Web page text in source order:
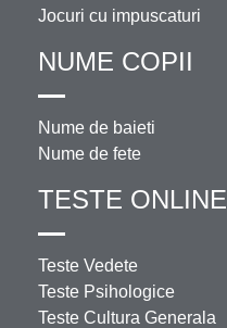
Jocuri cu impuscaturi
NUME COPII
Nume de baieti
Nume de fete
TESTE ONLINE
Teste Vedete
Teste Psihologice
Teste Cultura Generala